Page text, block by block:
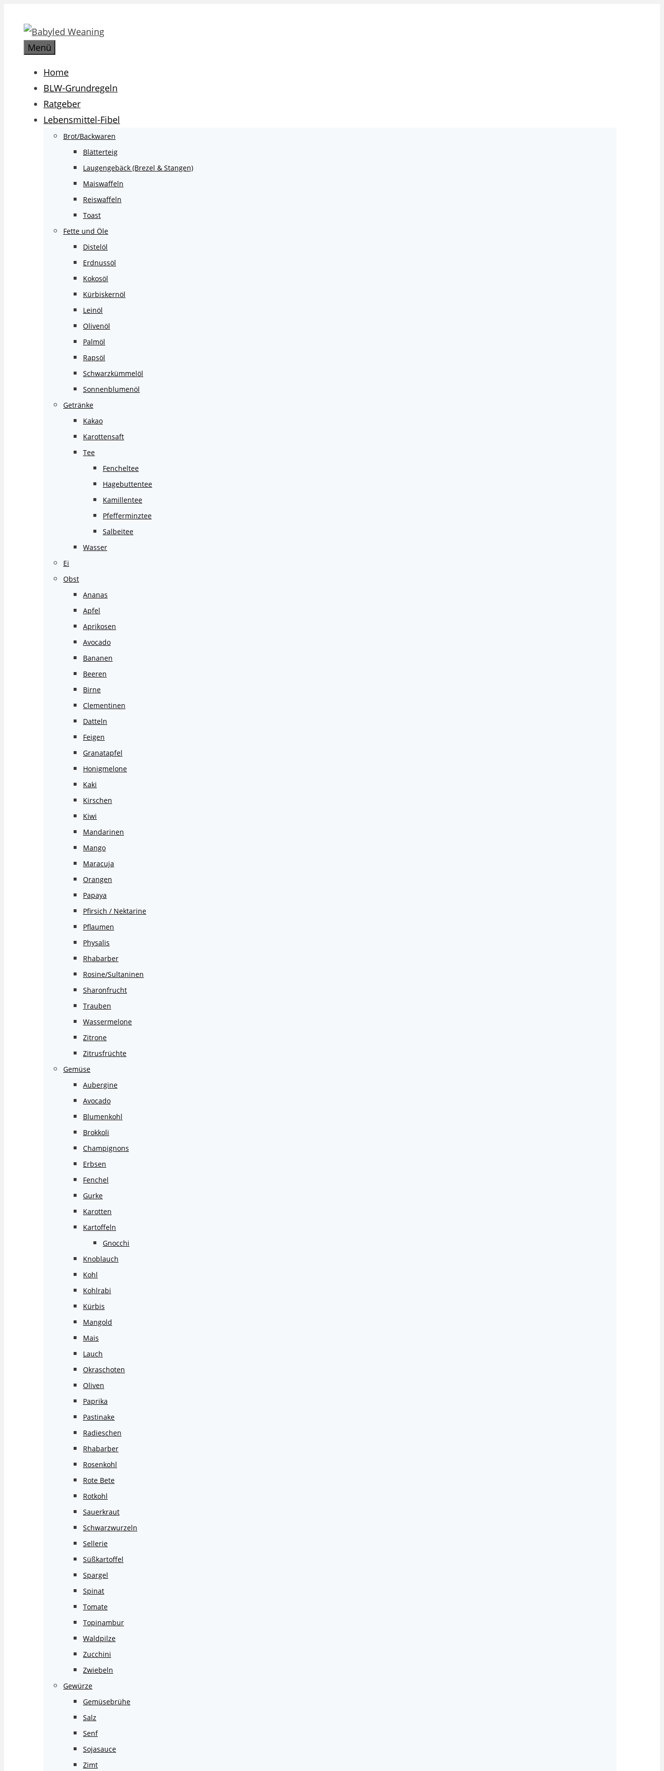
Inhalt
springenMenü
Home
BLW-Grundregeln
Ratgeber
Lebensmittel-Fibel
Brot/Backwaren
Blätterteig
Laugengebäck (Brezel & Stangen)
Maiswaffeln
Reiswaffeln
Toast
Fette und Öle
Distelöl
Erdnussöl
Kokosöl
Kürbiskernöl
Leinöl
Olivenöl
Palmöl
Rapsöl
Schwarzkümmelöl
Sonnenblumenöl
Getränke
Kakao
Karottensaft
Tee
Fencheltee
Hagebuttentee
Kamillentee
Pfefferminztee
Salbeitee
Wasser
Ei
Obst
Ananas
Apfel
Aprikosen
Avocado
Bananen
Beeren
Birne
Clementinen
Datteln
Feigen
Granatapfel
Honigmelone
Kaki
Kirschen
Kiwi
Mandarinen
Mango
Maracuja
Orangen
Papaya
Pfirsich / Nektarine
Pflaumen
Physalis
Rhabarber
Rosine/Sultaninen
Sharonfrucht
Trauben
Wassermelone
Zitrone
Zitrusfrüchte
Gemüse
Aubergine
Avocado
Blumenkohl
Brokkoli
Champignons
Erbsen
Fenchel
Gurke
Karotten
Kartoffeln
Gnocchi
Knoblauch
Kohl
Kohlrabi
Kürbis
Mangold
Mais
Lauch
Okraschoten
Oliven
Paprika
Pastinake
Radieschen
Rhabarber
Rosenkohl
Rote Bete
Rotkohl
Sauerkraut
Schwarzwurzeln
Sellerie
Süßkartoffel
Spargel
Spinat
Tomate
Topinambur
Waldpilze
Zucchini
Zwiebeln
Gewürze
Gemüsebrühe
Salz
Senf
Sojasauce
Zimt